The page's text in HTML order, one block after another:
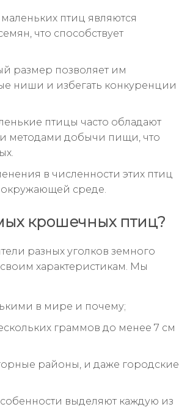
птиц являются
что способствует
размер позволяет им
ниши и избегать конкуренции
птицы часто обладают
методами добычи пищи, что
в численности этих птиц
окружающей среде.
крошечных птиц?
разных уголков земного
характеристикам. Мы
в мире и почему;
граммов до менее 7 см
районы, и даже городские
выделяют каждую из